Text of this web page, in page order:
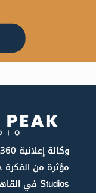
Studios في القاهرة.